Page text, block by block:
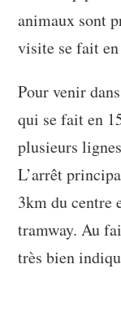
animaux sont
visite se fait en
Pour venir
qui se fait en
plusieurs
L’arrêt
3km du centre
tramway. Au
très bien